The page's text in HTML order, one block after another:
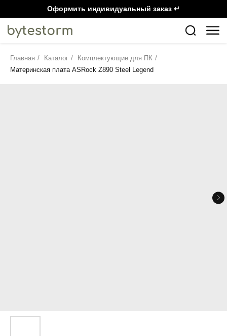
Оформить индивидуальный заказ ↵
Главная / Каталог / Комплектующие для ПК /
Материнская плата ASRock Z890 Steel Legend